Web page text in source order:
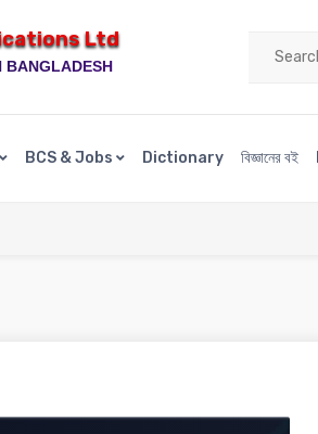
Ltd
BANGLADESH
BCS & Jobs Dictionary বিজ্ঞানের বই